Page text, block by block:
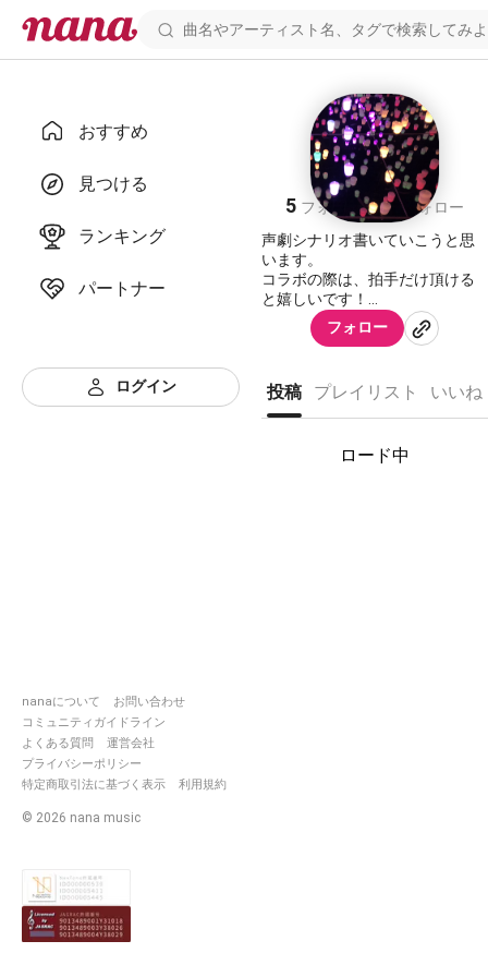
おすすめ
見つける
ランキング
パートナー
ログイン
nanaについて
お問い合わせ
コミュニティガイドライン
よくある質問
運営会社
プライバシーポリシー
特定商取引法に基づく表示
利用規約
© 2026 nana music
raira⋆̩☂︎*̣̩
5 フォロワー12 フォロー
声劇シナリオ書いていこうと思
います。
コラボの際は、拍手だけ頂ける
と嬉しいです！
❌コラボ頂けるときは、本文のテ
某アプリでシナリオ書いてまし
た。(とかいいつ時々2足のわら
フォロー
投稿 プレイリスト いいね
ロード中